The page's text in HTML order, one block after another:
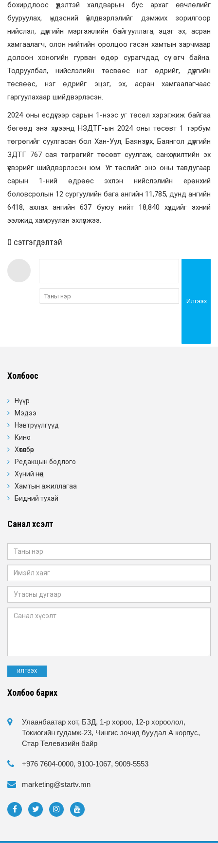
бохирдлоос үүдэлтэй халдварын бус архаг өвчлөлийг
бууруулах, үндэсний үйлдвэрлэлийг дэмжих зорилгоор
нийслэл, дүүргийн мэргэжлийн байгууллага, эцэг эх, асран
хамгаалагч, олон нийтийн оролцоо гэсэн хамтын зарчмаар
долоон хоногийн гурван өдөр сурагчдад сүү өгч байна.
Тодруулбал, нийслэлийн төсвөөс нэг өдрийг, дүүргийн
төсвөөс, нэг өдрийг эцэг, эх, асран хамгаалагчаас
гаргуулахаар шийдвэрлэсэн.
2024 оны есдүгээр сарын 1-нээс уг төсөл хэрэгжиж байгаа
бөгөөд энэ хүрээнд НЗДТГ-ын 2024 оны төсөвт 1 тэрбум
төгрөгийг суулгасан бол Хан-Уул, Баянзүрх, Баянгол дүүргийн
ЗДТГ 767 сая төгрөгийг төсөвт суулгаж, санхүүжилтийн эх
үүсвэрийг шийдвэрлэсэн юм. Уг төслийг энэ оны тавдугаар
сарын 1-ний өдрөөс эхлэн нийслэлийн ерөнхий
боловсролын 12 сургуулийн бага ангийн 11,785, дунд ангийн
6418, ахлах ангийн 637 буюу нийт 18,840 хүүхдийг эхний
ээлжид хамруулан эхлүүлжээ.
0 cэтгэгдэлтэй
Илгээх
Холбоос
Нүүр
Мэдээ
Нэвтрүүлгүүд
Кино
Хөтөлбөр
Редакцын бодлого
Хүний нөөц
Хамтын ажиллагаа
Бидний тухай
Санал хүсэлт
Холбоо барих
Улаанбаатар хот, БЗД, 1-р хороо, 12-р хороолол,
Токиогийн гудамж-23, Чингис зочид буудал А корпус,
Стар Телевизийн байр
+976 7604-0000, 9100-1067, 9009-5553
marketing@startv.mn